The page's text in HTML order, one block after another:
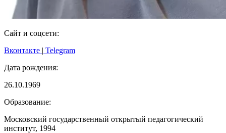
Сайт и соцсети:
Вконтакте | Telegram
Дата рождения:
26.10.1969
Образование:
Московский государственный открытый педагогический
институт, 1994